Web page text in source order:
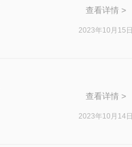
查看详情 >
2023年10月15日
查看详情 >
2023年10月14日